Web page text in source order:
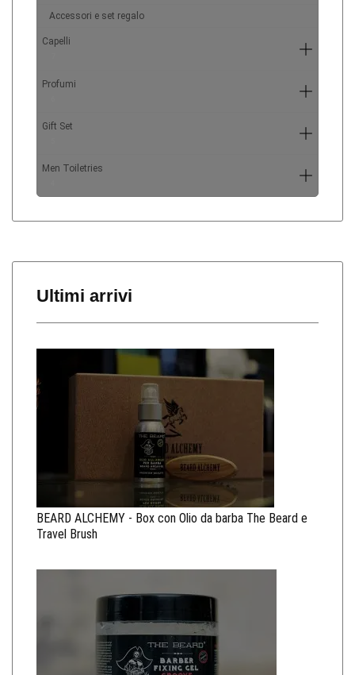
Accessori e set regalo
Capelli
Profumi
Gift Set
Men Toiletries
Ultimi arrivi
BEARD ALCHEMY - Box con Olio da barba The Beard e
Travel Brush